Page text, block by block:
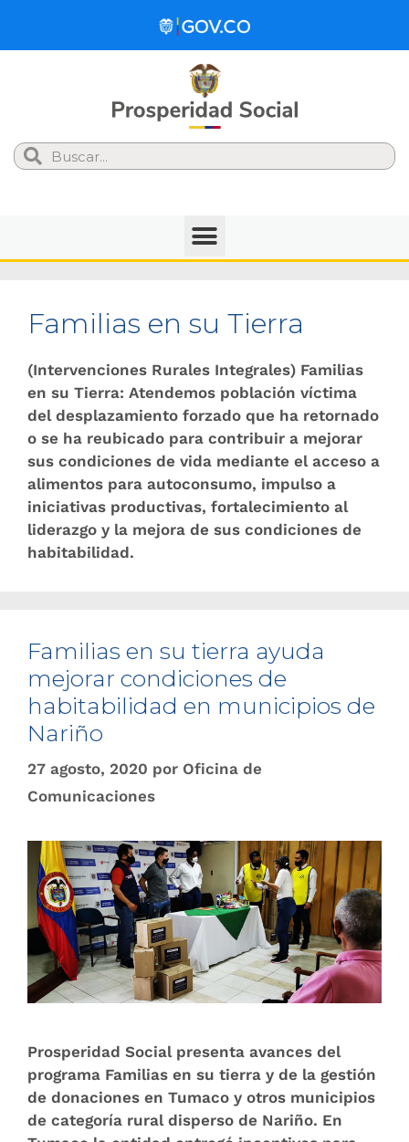
Search
Familias en su Tierra
(Intervenciones Rurales Integrales) Familias
en su Tierra: Atendemos población víctima
del desplazamiento forzado que ha retornado
o se ha reubicado para contribuir a mejorar
sus condiciones de vida mediante el acceso a
alimentos para autoconsumo, impulso a
iniciativas productivas, fortalecimiento al
liderazgo y la mejora de sus condiciones de
habitabilidad.
Familias en su tierra ayuda
mejorar condiciones de
habitabilidad en municipios de
Nariño
27 agosto, 2020 por Oficina de
Comunicaciones
Prosperidad Social presenta avances del
programa Familias en su tierra y de la gestión
de donaciones en Tumaco y otros municipios
de categoría rural disperso de Nariño. En